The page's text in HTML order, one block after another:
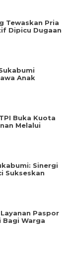
Tewaskan Pria
Dipicu Dugaan
Anak
Buka Kuota
Melalui
Sinergi
Sukseskan
Paspor
Bagi Warga